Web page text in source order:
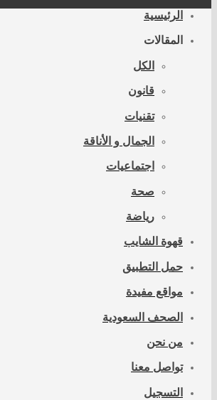
الرئيسية
المقالات
الكل
قانون
تقنيات
الجمال و الأناقة
اجتماعيات
صحة
رياضة
قهوة الشايب
حمل التطبيق
مواقع مفيدة
الصحف السعودية
من نحن
تواصل معنا
التسجيل